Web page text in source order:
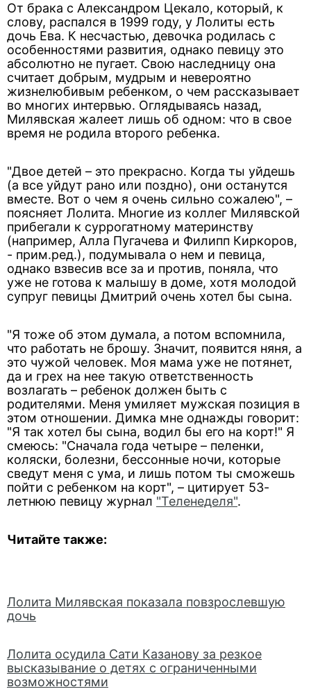
От брака с Александром Цекало, который, к
слову, распался в 1999 году, у Лолиты есть
дочь Ева. К несчастью, девочка родилась с
особенностями развития, однако певицу это
абсолютно не пугает. Свою наследницу она
считает добрым, мудрым и невероятно
жизнелюбивым ребенком, о чем рассказывает
во многих интервью. Оглядываясь назад,
Милявская жалеет лишь об одном: что в свое
время не родила второго ребенка.
"Двое детей – это прекрасно. Когда ты уйдешь
(а все уйдут рано или поздно), они останутся
вместе. Вот о чем я очень сильно сожалею", –
поясняет Лолита. Многие из коллег Милявской
прибегали к суррогатному материнству
(например, Алла Пугачева и Филипп Киркоров,
- прим.ред.), подумывала о нем и певица,
однако взвесив все за и против, поняла, что
уже не готова к малышу в доме, хотя молодой
супруг певицы Дмитрий очень хотел бы сына.
"Я тоже об этом думала, а потом вспомнила,
что работать не брошу. Значит, появится няня, а
это чужой человек. Моя мама уже не потянет,
да и грех на нее такую ответственность
возлагать – ребенок должен быть с
родителями. Меня умиляет мужская позиция в
этом отношении. Димка мне однажды говорит:
"Я так хотел бы сына, водил бы его на корт!" Я
смеюсь: "Сначала года четыре – пеленки,
коляски, болезни, бессонные ночи, которые
сведут меня с ума, и лишь потом ты сможешь
пойти с ребенком на корт", – цитирует 53-
летнюю певицу журнал "Теленеделя".
Читайте также:
Лолита Милявская показала повзрослевшую
дочь
Лолита осудила Сати Казанову за резкое
высказывание о детях с ограниченными
возможностями